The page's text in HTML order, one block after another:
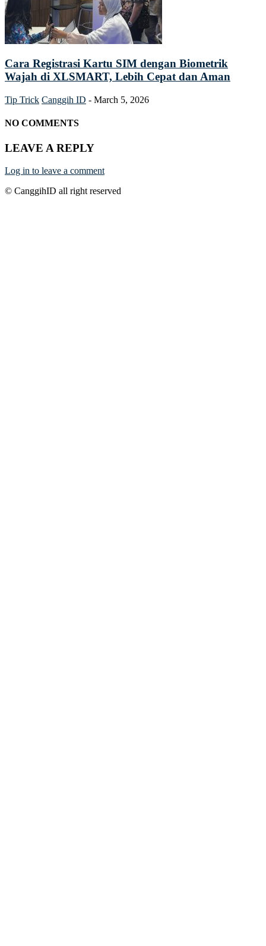
Cara Registrasi Kartu SIM dengan Biometrik
Wajah di XLSMART, Lebih Cepat dan Aman
Tip Trick Canggih ID - March 5, 2026
NO COMMENTS
LEAVE A REPLY
Log in to leave a comment
© CanggihID all right reserved